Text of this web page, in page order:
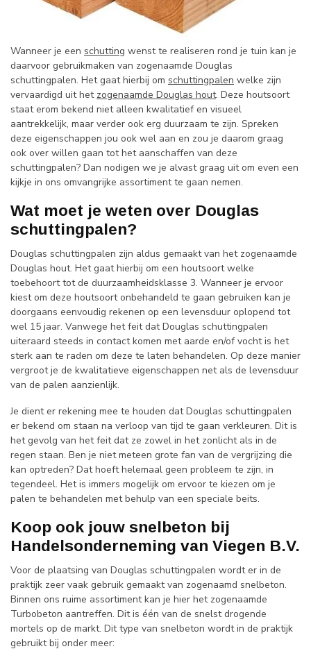
Wanneer je een schutting wenst te realiseren rond je tuin kan je
daarvoor gebruikmaken van zogenaamde Douglas
schuttingpalen. Het gaat hierbij om schuttingpalen welke zijn
vervaardigd uit het zogenaamde Douglas hout. Deze houtsoort
staat erom bekend niet alleen kwalitatief en visueel
aantrekkelijk, maar verder ook erg duurzaam te zijn. Spreken
deze eigenschappen jou ook wel aan en zou je daarom graag
ook over willen gaan tot het aanschaffen van deze
schuttingpalen? Dan nodigen we je alvast graag uit om even een
kijkje in ons omvangrijke assortiment te gaan nemen.
Wat moet je weten over Douglas
schuttingpalen?
Douglas schuttingpalen zijn aldus gemaakt van het zogenaamde
Douglas hout. Het gaat hierbij om een houtsoort welke
toebehoort tot de duurzaamheidsklasse 3. Wanneer je ervoor
kiest om deze houtsoort onbehandeld te gaan gebruiken kan je
doorgaans eenvoudig rekenen op een levensduur oplopend tot
wel 15 jaar. Vanwege het feit dat Douglas schuttingpalen
uiteraard steeds in contact komen met aarde en/of vocht is het
sterk aan te raden om deze te laten behandelen. Op deze manier
vergroot je de kwalitatieve eigenschappen net als de levensduur
van de palen aanzienlijk.
Je dient er rekening mee te houden dat Douglas schuttingpalen
er bekend om staan na verloop van tijd te gaan verkleuren. Dit is
het gevolg van het feit dat ze zowel in het zonlicht als in de
regen staan. Ben je niet meteen grote fan van de vergrijzing die
kan optreden? Dat hoeft helemaal geen probleem te zijn, in
tegendeel. Het is immers mogelijk om ervoor te kiezen om je
palen te behandelen met behulp van een speciale beits.
Koop ook jouw snelbeton bij
Handelsonderneming van Viegen B.V.
Voor de plaatsing van Douglas schuttingpalen wordt er in de
praktijk zeer vaak gebruik gemaakt van zogenaamd snelbeton.
Binnen ons ruime assortiment kan je hier het zogenaamde
Turbobeton aantreffen. Dit is één van de snelst drogende
mortels op de markt. Dit type van snelbeton wordt in de praktijk
gebruikt bij onder meer: